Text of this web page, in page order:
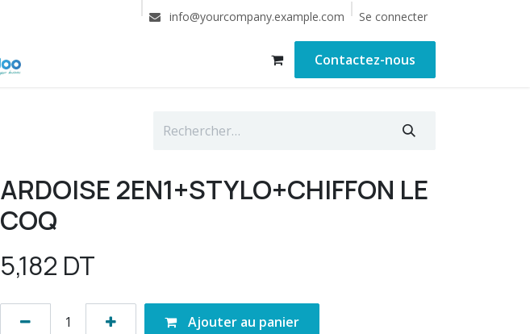
info@yourcompany.example.com Se connecter
Contactez-nous
ARDOISE 2EN1+STYLO+CHIFFON LE
COQ
5,182 DT
Ajouter au panier